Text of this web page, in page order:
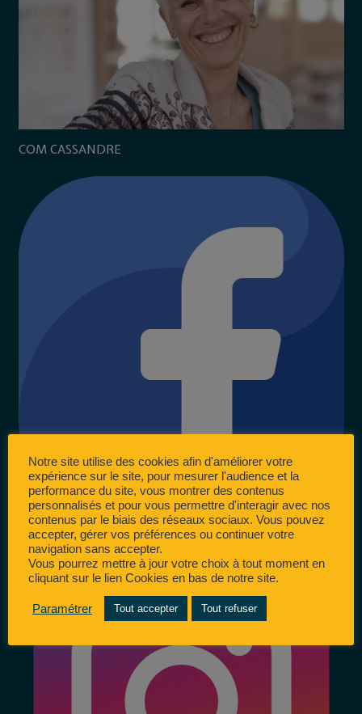
COM CASSANDRE
Notre site utilise des cookies afin d'améliorer votre
expérience sur le site, pour mesurer l'audience et la
performance du site, vous montrer des contenus
personnalisés et pour vous permettre d'interagir avec nos
contenus par le biais des réseaux sociaux. Vous pouvez
accepter, gérer vos préférences ou continuer votre
navigation sans accepter.
Vous pourrez mettre à jour votre choix à tout moment en
cliquant sur le lien Cookies en bas de notre site.
Paramétrer Tout accepter Tout refuser